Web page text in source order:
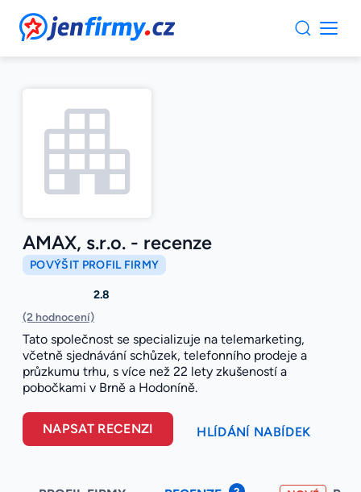
JenFirmy.cz
AMAX, s.r.o. - recenze
POVÝŠIT PROFIL FIRMY
2.8
(2 hodnocení)
Tato společnost se specializuje na telemarketing,
včetně sjednávání schůzek, telefonního prodeje a
průzkumu trhu, s více než 22 lety zkušeností a
pobočkami v Brně a Hodoníně.
NAPSAT RECENZI HLÍDÁNÍ NABÍDEK